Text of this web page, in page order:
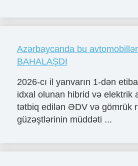
Azərbaycanda bu
BAHALAŞDI
2026-cı il yanvarın 1-dən
idxal olunan hibrid və elektrik
tətbiq edilən ƏDV və gömrük
güzəştlərinin müddəti ...